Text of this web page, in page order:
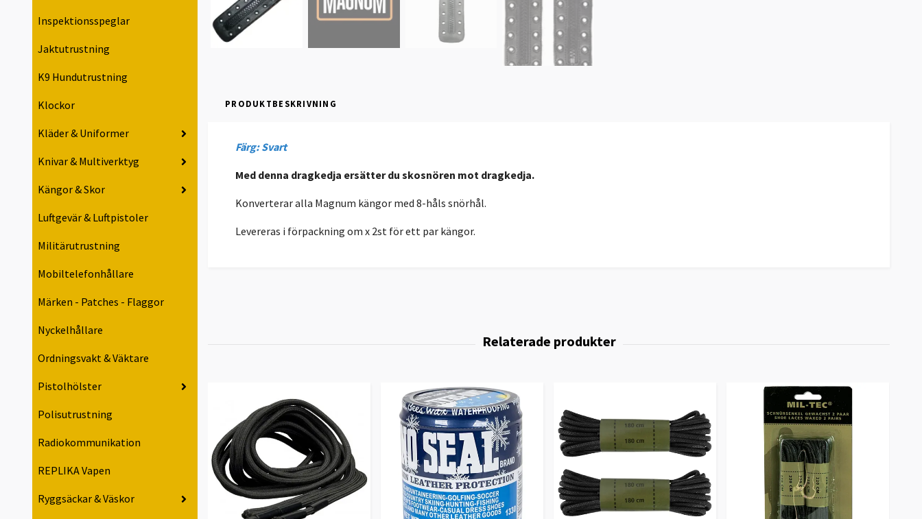
Inspektionsspeglar
Jaktutrustning
K9 Hundutrustning
Klockor
Kläder & Uniformer
Knivar & Multiverktyg
Kängor & Skor
Luftgevär & Luftpistoler
Militärutrustning
Mobiltelefonhållare
Märken - Patches - Flaggor
Nyckelhållare
Ordningsvakt & Väktare
Pistolhölster
Polisutrustning
Radiokommunikation
REPLIKA Vapen
Ryggsäckar & Väskor
PRODUKTBESKRIVNING
Färg: Svart
Med denna dragkedja ersätter du skosnören mot dragkedja.
Konverterar alla Magnum kängor med 8-håls snörhål.
Levereras i förpackning om x 2st för ett par kängor.